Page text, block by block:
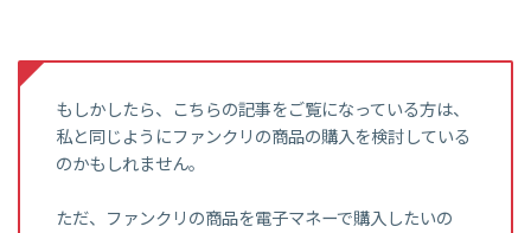
もしかしたら、こちらの記事をご覧になっている方は、
私と同じようにファンクリの商品の購入を検討している
のかもしれません。
ただ、ファンクリの商品を電子マネーで購入したいの